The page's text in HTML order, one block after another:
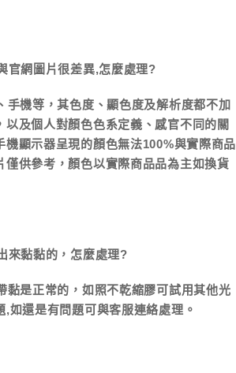
官網圖片很差異,怎麼處理?
手機等，其色度、顯色度及解析度都不加
以及個人對顏色色系定義、感官不同的關
機顯示器呈現的顏色無法100%與實際商品
僅供參考，顏色以實際商品品為主如換貨
來黏黏的，怎麼處理?
黏是正常的，如照不乾縮膠可試用其他光
,如還是有問題可與客服連絡處理。